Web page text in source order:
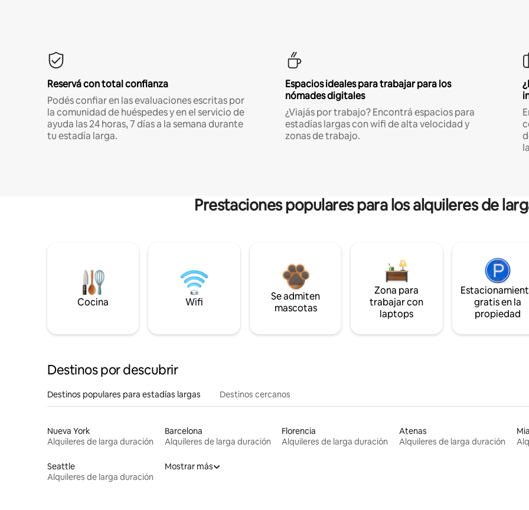
Reservá con total confianza
Podés confiar en las evaluaciones escritas por
la comunidad de huéspedes y en el servicio de
ayuda las 24 horas, 7 días a la semana durante
tu estadía larga.
Espacios ideales para trabajar para los
nómades digitales
¿Viajás por trabajo? Encontrá espacios para
estadías largas con wifi de alta velocidad y
zonas de trabajo.
Prestaciones populares para los alquileres de
Cocina Wifi
Se admiten
mascotas
Zona para
trabajar con
laptops
gratis en la
propiedad
Destinos por descubrir
Destinos populares para estadías largas Destinos cercanos
Nueva York
Alquileres de larga duración
Barcelona
Alquileres de larga duración
Florencia
Alquileres de larga duración
Atenas
Alquileres de larga duración
Seattle
Alquileres de larga duración
Mostrar más